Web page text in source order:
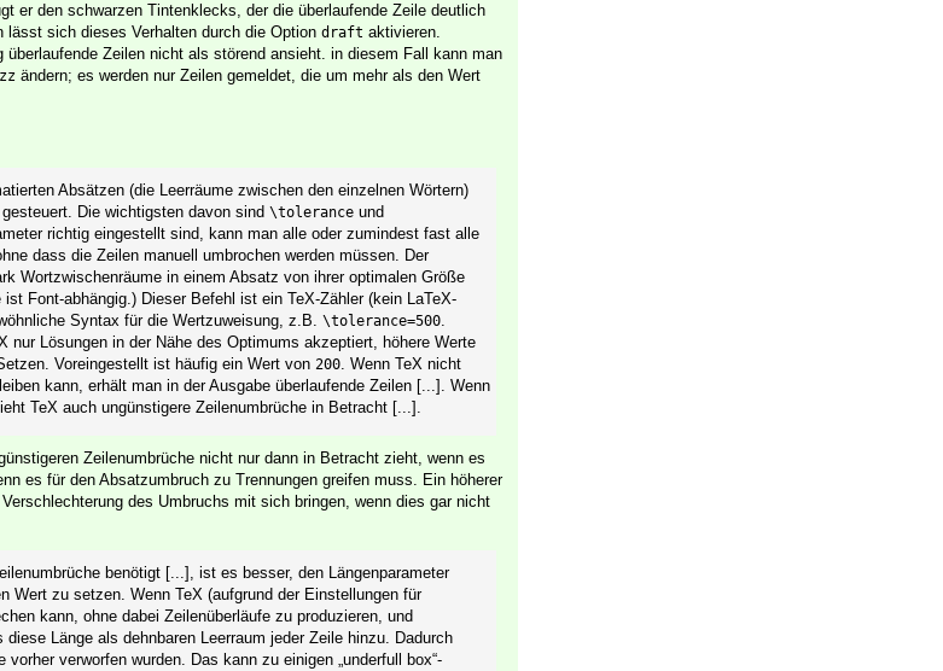
er den schwarzen Tintenklecks, der die überlaufende Zeile deutlich
lässt sich dieses Verhalten durch die Option draft aktivieren.
Zeilen nicht als störend ansieht. in diesem Fall kann man
ändern; es werden nur Zeilen gemeldet, die um mehr als den Wert
Absätzen (die Leerräume zwischen den einzelnen Wörtern)
Die wichtigsten davon sind \tolerance und
richtig eingestellt sind, kann man alle oder zumindest fast alle
dass die Zeilen manuell umbrochen werden müssen. Der
Wortzwischenräume in einem Absatz von ihrer optimalen Größe
Font-abhängig.) Dieser Befehl ist ein TeX-Zähler (kein LaTeX-
Syntax für die Wertzuweisung, z.B. \tolerance=500.
nur Lösungen in der Nähe des Optimums akzeptiert, höhere Werte
Voreingestellt ist häufig ein Wert von 200. Wenn TeX nicht
kann, erhält man in der Ausgabe überlaufende Zeilen [...]. Wenn
TeX auch ungünstigere Zeilenumbrüche in Betracht [...].
Zeilenumbrüche nicht nur dann in Betracht zieht, wenn es
es für den Absatzumbruch zu Trennungen greifen muss. Ein höherer
des Umbruchs mit sich bringen, wenn dies gar nicht
benötigt [...], ist es besser, den Längenparameter
Wert zu setzen. Wenn TeX (aufgrund der Einstellungen für
kann, ohne dabei Zeilenüberläufe zu produzieren, und
Länge als dehnbaren Leerraum jeder Zeile hinzu. Dadurch
verworfen wurden. Das kann zu einigen „underfull box“-